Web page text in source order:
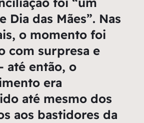
Dia das Mães”. Nas
o momento foi
com surpresa e
até então, o
era
até mesmo dos
aos bastidores da